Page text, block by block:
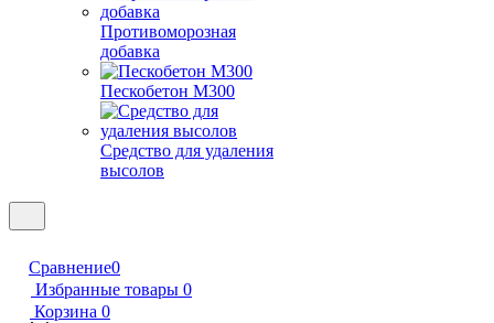
Противоморозная
добавка
Пескобетон М300
Средство для удаления
высолов
Сравнение0
Избранные товары 0
Корзина 0